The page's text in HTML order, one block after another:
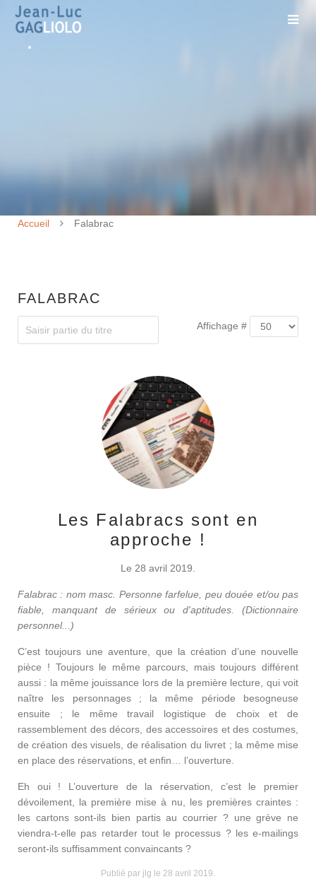
Accueil Falabrac
FALABRAC
Affichage #
Les Falabracs sont en
approche !
Le 28 avril 2019.
Falabrac : nom masc. Personne farfelue, peu douée et/ou pas
fiable, manquant de sérieux ou d'aptitudes. (Dictionnaire
personnel...)
C’est toujours une aventure, que la création d’une nouvelle
pièce ! Toujours le même parcours, mais toujours différent
aussi : la même jouissance lors de la première lecture, qui voit
naître les personnages ; la même période besogneuse
ensuite ; le même travail logistique de choix et de
rassemblement des décors, des accessoires et des costumes,
de création des visuels, de réalisation du livret ; la même mise
en place des réservations, et enfin… l’ouverture.
Eh oui ! L’ouverture de la réservation, c’est le premier
dévoilement, la première mise à nu, les premières craintes :
les cartons sont-ils bien partis au courrier ? une grève ne
viendra-t-elle pas retarder tout le processus ? les e-mailings
seront-ils suffisamment convaincants ?
Publié par jlg le 28 avril 2019.